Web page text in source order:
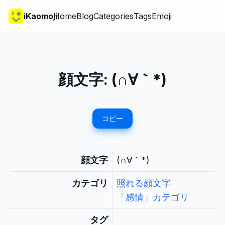
iKaomojiHomeBlogCategoriesTagsEmoji
顔文字: (∩∀｀*)
コピー
顔文字 (∩∀｀*)
カテゴリ
照れる顔文字
「感情」カテゴリ
タグ